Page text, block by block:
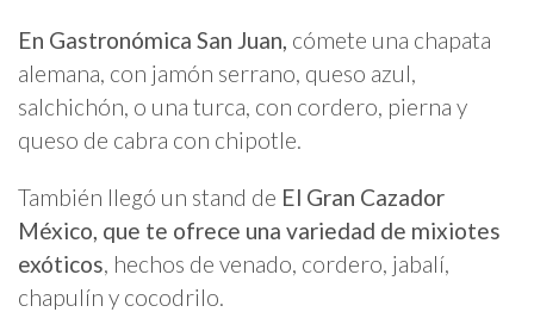
En Gastronómica San Juan, cómete una chapata
alemana, con jamón serrano, queso azul,
salchichón, o una turca, con cordero, pierna y
queso de cabra con chipotle.
También llegó un stand de El Gran Cazador
México, que te ofrece una variedad de mixiotes
exóticos, hechos de venado, cordero, jabalí,
chapulín y cocodrilo.